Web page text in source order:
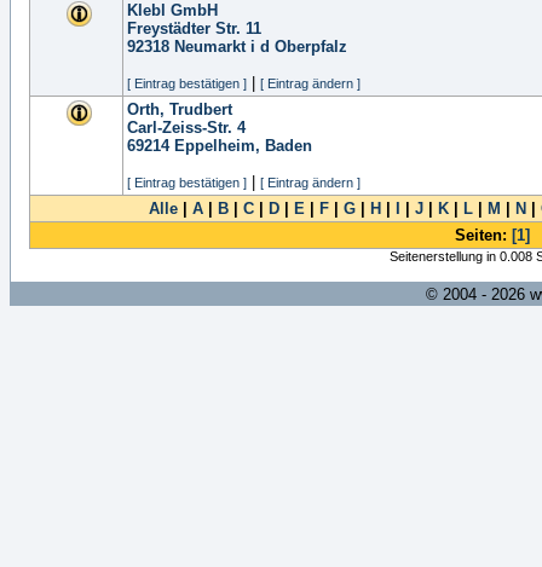
Klebl GmbH
Freystädter Str. 11
92318 Neumarkt i d Oberpfalz
[ Eintrag bestätigen ] [ Eintrag ändern ]
Orth, Trudbert
Carl-Zeiss-Str. 4
69214 Eppelheim, Baden
[ Eintrag bestätigen ] [ Eintrag ändern ]
Alle A B C D E F G H J K L M N
Seiten: [1]
Seitenerstellung in 0.008
© 2004 - 2026